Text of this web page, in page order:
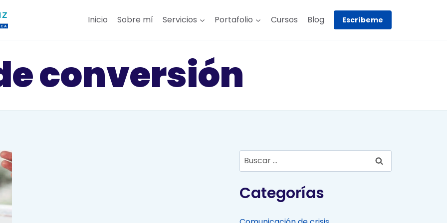
Inicio Sobre mí Servicios Portafolio Cursos Blog Escríbeme
conversión
Buscar:
Categorías